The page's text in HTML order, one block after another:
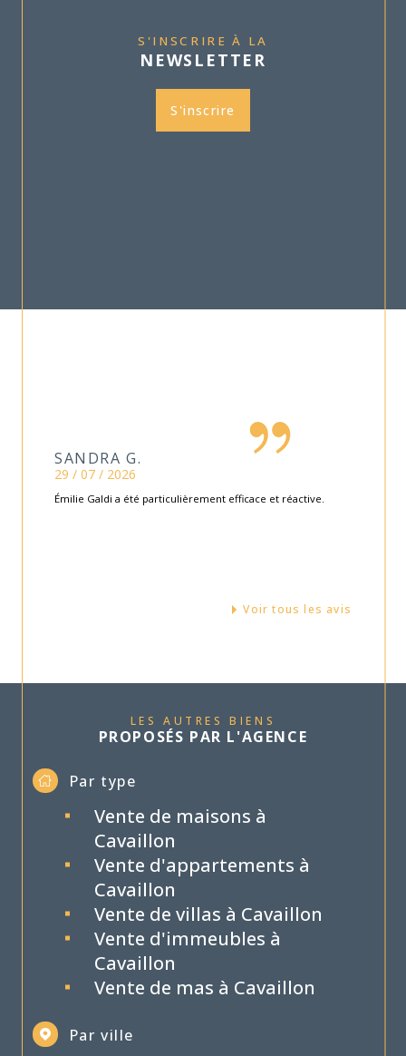
S'INSCRIRE À LA
NEWSLETTER
S'inscrire
SANDRA G.
29 / 07 / 2026
Émilie Galdi a été particulièrement efficace et réactive.
Voir tous les avis
LES AUTRES BIENS
PROPOSÉS PAR L'AGENCE
Par type
Vente de maisons à
Cavaillon
Vente d'appartements à
Cavaillon
Vente de villas à Cavaillon
Vente d'immeubles à
Cavaillon
Vente de mas à Cavaillon
Par ville